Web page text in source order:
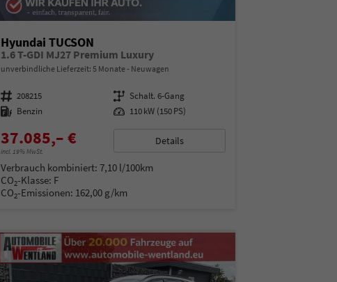
Hyundai TUCSON
1.6 T-GDI MJ27 Premium Luxury
unverbindliche Lieferzeit:5 Monate Neuwagen
Fahrzeugnummer 208215 Getriebe Schalt. 6-Gang
Kraftstoff Benzin Leistung 110 kW (150 PS)
37.085,– €
incl. 19% MwSt.
Details
Verbrauch kombiniert:7,10 l/100km
CO2-Klasse: F
CO2-Emissionen: 162,00 g/km